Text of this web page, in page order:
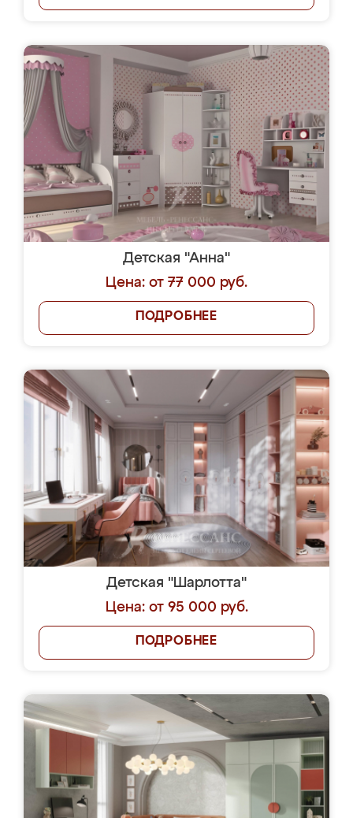
Детская "Анна"
Цена: от 77 000 руб.
ПОДРОБНЕЕ
Детская "Шарлотта"
Цена: от 95 000 руб.
ПОДРОБНЕЕ